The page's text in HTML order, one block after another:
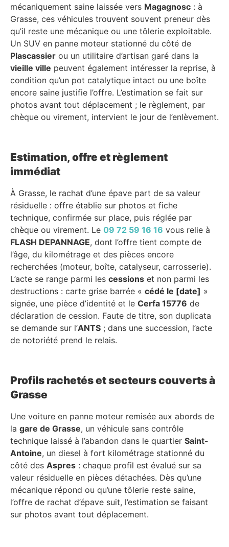
mécaniquement saine laissée vers Magagnosc : à
Grasse, ces véhicules trouvent souvent preneur dès
qu’il reste une mécanique ou une tôlerie exploitable.
Un SUV en panne moteur stationné du côté de
Plascassier ou un utilitaire d’artisan garé dans la
vieille ville peuvent également intéresser la reprise, à
condition qu’un pot catalytique intact ou une boîte
encore saine justifie l’offre. L’estimation se fait sur
photos avant tout déplacement ; le règlement, par
chèque ou virement, intervient le jour de l’enlèvement.
Estimation, offre et règlement
immédiat
À Grasse, le rachat d’une épave part de sa valeur
résiduelle : offre établie sur photos et fiche
technique, confirmée sur place, puis réglée par
chèque ou virement. Le 09 72 59 16 16 vous relie à
FLASH DEPANNAGE, dont l’offre tient compte de
l’âge, du kilométrage et des pièces encore
recherchées (moteur, boîte, catalyseur, carrosserie).
L’acte se range parmi les cessions et non parmi les
destructions : carte grise barrée « cédé le [date] »
signée, une pièce d’identité et le Cerfa 15776 de
déclaration de cession. Faute de titre, son duplicata
se demande sur l’ANTS ; dans une succession, l’acte
de notoriété prend le relais.
Profils rachetés et secteurs couverts à
Grasse
Une voiture en panne moteur remisée aux abords de
la gare de Grasse, un véhicule sans contrôle
technique laissé à l’abandon dans le quartier Saint-
Antoine, un diesel à fort kilométrage stationné du
côté des Aspres : chaque profil est évalué sur sa
valeur résiduelle en pièces détachées. Dès qu’une
mécanique répond ou qu’une tôlerie reste saine,
l’offre de rachat d’épave suit, l’estimation se faisant
sur photos avant tout déplacement.